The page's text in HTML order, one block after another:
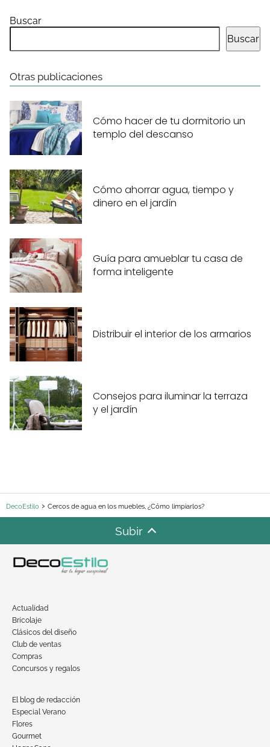
Buscar
Buscar
Otras publicaciones
Cómo hacer de tu dormitorio un
templo del descanso
Cómo ahorrar agua, tiempo y
dinero en el jardín
Guía para amueblar tu casa de
forma inteligente
Distribuir el interior de los armarios
Consejos para iluminar la terraza
y el jardín
DecoEstilo Cercos de agua en los muebles, ¿Cómo limpiarlos?
Subir
Actualidad
Bricolaje
Clásicos del diseño
Club de ventas
Compras
Concursos y regalos
El blog de redacción
Especial Verano
Flores
Gourmet